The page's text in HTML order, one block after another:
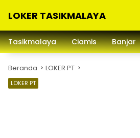
LOKER TASIKMALAYA
Lowongan
Kerja
dan
Sekitarna
Tasikmalaya Ciamis Banjar
Beranda LOKER PT
LOKER PT